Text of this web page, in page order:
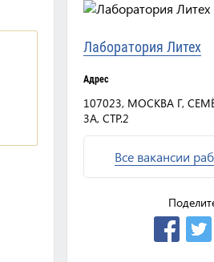
Лаборатория Литех
Адрес
107023, МОСКВА Г,
3А, СТР.2
Все вакансии